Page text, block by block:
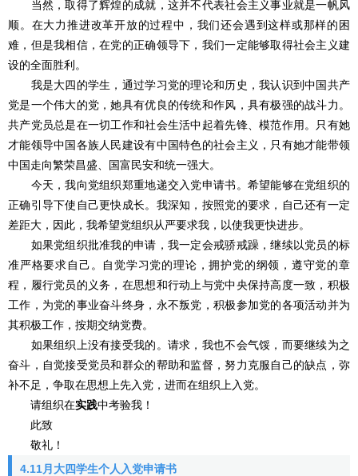
当然，取得了辉煌的成就，这并不代表社会主义事业就是一帆风
顺。在大力推进改革开放的过程中，我们还会遇到这样或那样的困
难，但是我相信，在党的正确领导下，我们一定能够取得社会主义建
设的全面胜利。
我是大四的学生，通过学习党的理论和历史，我认识到中国共产
党是一个伟大的党，她具有优良的传统和作风，具有极强的战斗力。
共产党员总是在一切工作和社会生活中起着先锋、模范作用。只有她
才能领导中国各族人民建设有中国特色的社会主义，只有她才能带领
中国走向繁荣昌盛、国富民安和统一强大。
今天，我向党组织郑重地递交入党申请书。希望能够在党组织的
正确引导下使自己更快成长。我深知，按照党的要求，自己还有一定
差距大，因此，我希望党组织从严要求我，以使我更快进步。
如果党组织批准我的申请，我一定会戒骄戒躁，继续以党员的标
准严格要求自己。自觉学习党的理论，拥护党的纲领，遵守党的章
程，履行党员的义务，在思想和行动上与党中央保持高度一致，积极
工作，为党的事业奋斗终身，永不叛党，积极参加党的各项活动并为
其积极工作，按期交纳党费。
如果组织上没有接受我的。请求，我也不会气馁，而要继续为之
奋斗，自觉接受党员和群众的帮助和监督，努力克服自己的缺点，弥
补不足，争取在思想上先入党，进而在组织上入党。
请组织在实践中考验我！
此致
敬礼！
4.11月大四学生个人入党申请书